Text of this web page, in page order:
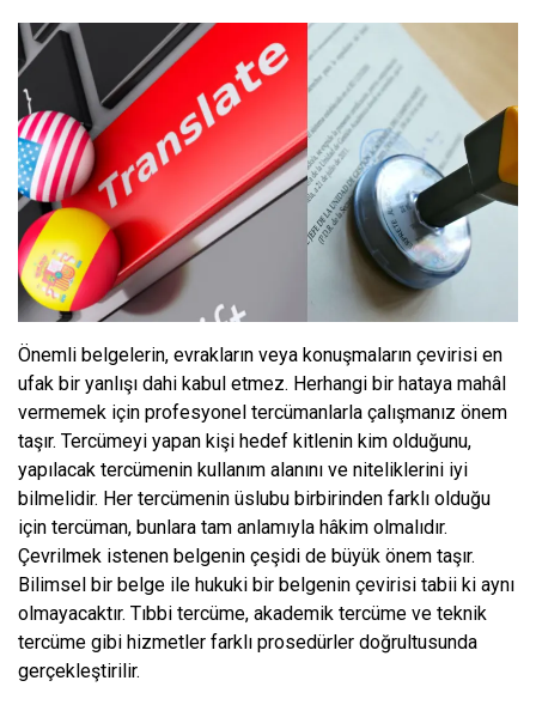
Önemli belgelerin, evrakların veya konuşmaların çevirisi en
ufak bir yanlışı dahi kabul etmez. Herhangi bir hataya mahâl
vermemek için profesyonel tercümanlarla çalışmanız önem
taşır. Tercümeyi yapan kişi hedef kitlenin kim olduğunu,
yapılacak tercümenin kullanım alanını ve niteliklerini iyi
bilmelidir. Her tercümenin üslubu birbirinden farklı olduğu
için tercüman, bunlara tam anlamıyla hâkim olmalıdır.
Çevrilmek istenen belgenin çeşidi de büyük önem taşır.
Bilimsel bir belge ile hukuki bir belgenin çevirisi tabii ki aynı
olmayacaktır. Tıbbi tercüme, akademik tercüme ve teknik
tercüme gibi hizmetler farklı prosedürler doğrultusunda
gerçekleştirilir.